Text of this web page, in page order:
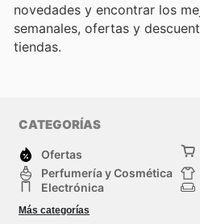
novedades y encontrar los
semanales, ofertas y
tiendas.
CATEGORÍAS
Ofertas
Perfumería y Cosmética
Electrónica
Deporte
Juguetes y bebés
Más categorías